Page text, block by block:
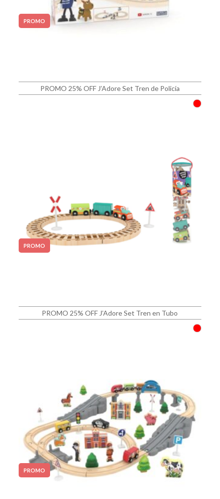
PROMO
PROMO 25% OFF J’Adore Set Tren de Policía
PROMO
PROMO 25% OFF J’Adore Set Tren en Tubo
PROMO